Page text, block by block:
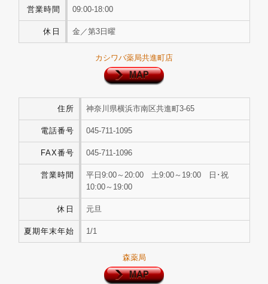
営業時間 09:00-18:00
休日 金／第3日曜
カシワバ薬局共進町店
住所 神奈川県横浜市南区共進町3-65
電話番号 045-711-1095
FAX番号 045-711-1096
営業時間
平日9:00～20:00 土9:00～19:00 日･祝
10:00～19:00
休日 元旦
夏期年末年始 1/1
森薬局